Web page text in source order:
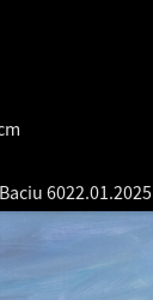
6022.01.2025